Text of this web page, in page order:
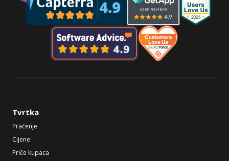
Tvrtka
Praćenje
Cijene
Priče kupaca